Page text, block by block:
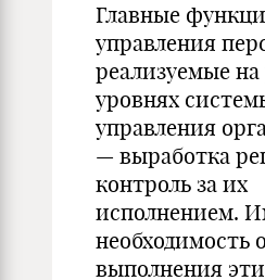
Главные
управления
реализуемые
уровнях
управления
— выработка
контроль за их
исполнением.
необходимость
выполнения